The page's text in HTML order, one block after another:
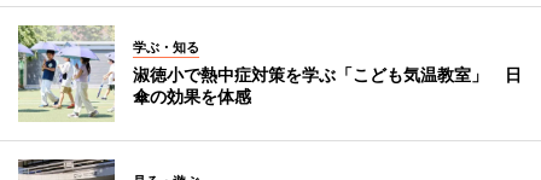
学ぶ・知る
淑徳小で熱中症対策を学ぶ「こども気温教室」 日
傘の効果を体感